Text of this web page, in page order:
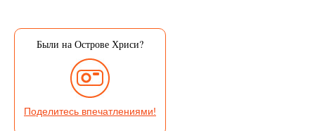
Были на Острове Хриси?
Поделитесь впечатлениями!